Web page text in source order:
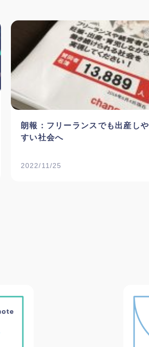
朗報：フリーランスでも出産しや
すい社会へ
2022/11/25